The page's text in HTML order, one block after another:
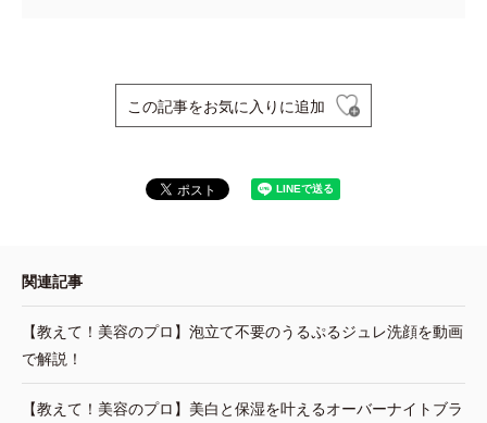
この記事をお気に入りに追加
関連記事
【教えて！美容のプロ】泡立て不要のうるぷるジュレ洗顔を動画
で解説！
【教えて！美容のプロ】美白と保湿を叶えるオーバーナイトブラ